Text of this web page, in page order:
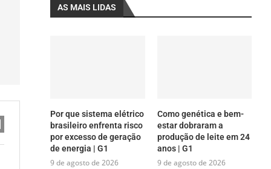
AS MAIS LIDAS
Por que sistema elétrico
brasileiro enfrenta risco
por excesso de geração
de energia | G1
9 de agosto de 2026
Como genética e bem-
estar dobraram a
produção de leite em 24
anos | G1
9 de agosto de 2026